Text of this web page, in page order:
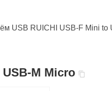
USB RUICHI USB-F Mini to
USB-M Micro